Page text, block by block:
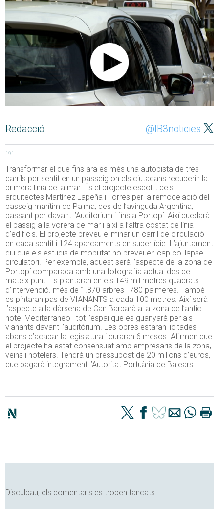
Redacció @IB3noticies
191
Transformar el que fins ara es més una autopista de tres
carrils per sentit en un passeig on els ciutadans recuperin la
primera línia de la mar. És el projecte escollit dels
arquitectes Martínez Lapeña i Torres per la remodelació del
passeig marítim de Palma, des de l’avinguda Argentina,
passant per davant l’Auditorium i fins a Portopí. Així quedarà
el passig a la vorera de mar i així a l’altra costat de línia
d’edificis. El projecte preveu eliminar un carril de circulació
en cada sentit i 124 aparcaments en superfície. L’ajuntament
diu que els estudis de mobilitat no preveuen cap col·lapse
circulatori. Per exemple, aquest serà l’aspecte de la zona de
Portopí comparada amb una fotografia actual des del
mateix punt. Es plantaran en els 149 mil metres quadrats
d’intervenció. més de 1.370 arbres i 780 palmeres. També
es pintaran pas de VIANANTS a cada 100 metres. Així serà
l’aspecte a la dàrsena de Can Barbarà a la zona de l’antic
hotel Mediterraneo i tot l’espai que es guanyarà per als
vianants davant l’auditòrium. Les obres estaran licitades
abans d’acabar la legislatura i duraran 6 mesos. Afirmen que
el projecte ha estat consensuat amb empresaris de la zona,
veïns i hotelers. Tendrà un pressupost de 20 milions d’euros,
que pagarà integrament l’Autoritat Portuària de Balears.
Disculpau, els comentaris es troben tancats